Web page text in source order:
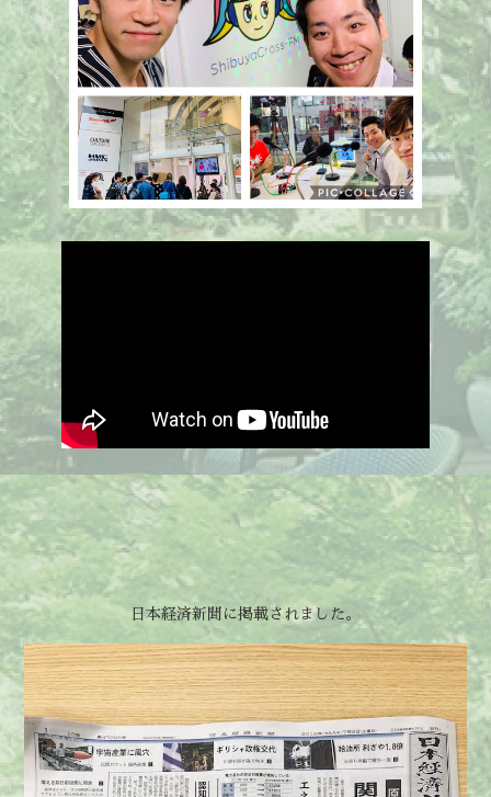
日本経済新聞に掲載されました。